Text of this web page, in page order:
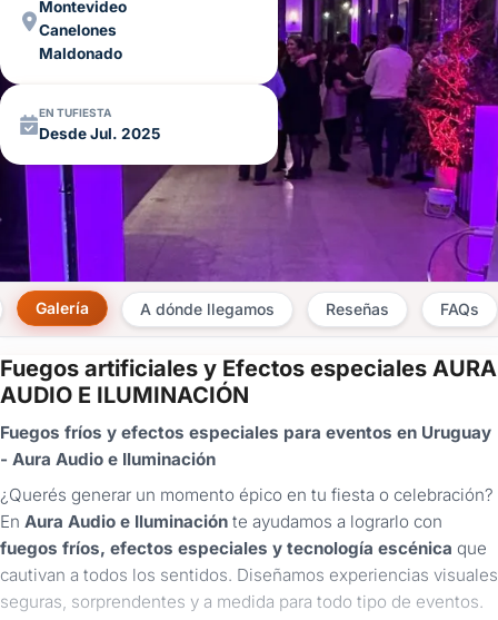
Montevideo
Canelones
Maldonado
EN TUFIESTA
Desde Jul. 2025
Galería A dónde llegamos Reseñas FAQs
Fuegos artificiales y Efectos especiales AURA
AUDIO E ILUMINACIÓN
Fuegos fríos y efectos especiales para eventos en Uruguay
- Aura Audio e Iluminación
¿Querés generar un momento épico en tu fiesta o celebración?
En Aura Audio e Iluminación te ayudamos a lograrlo con
fuegos fríos, efectos especiales y tecnología escénica que
cautivan a todos los sentidos. Diseñamos experiencias visuales
seguras, sorprendentes y a medida para todo tipo de eventos.
×
Consultar
¿Ya
tenés
cuenta?
sesión
aquí
para